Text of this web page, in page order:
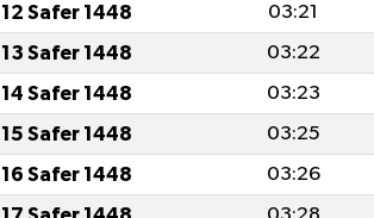
12 Safer 1448 03:21
13 Safer 1448 03:22
14 Safer 1448 03:23
15 Safer 1448 03:25
16 Safer 1448 03:26